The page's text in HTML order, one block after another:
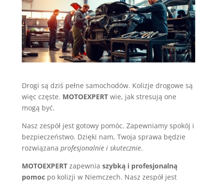
Drogi są dziś pełne samochodów. Kolizje drogowe są
więc częste. MOTOEXPERTwie, jak stresują one
mogą być.
Nasz zespół jest gotowy pomóc. Zapewniamy spokój i
bezpieczeństwo. Dzięki nam, Twoja sprawa będzie
rozwiązana profesjonalnie i skutecznie.
MOTOEXPERTzapewnia szybką i profesjonalną
pomocpo kolizji w Niemczech. Nasz zespół jest